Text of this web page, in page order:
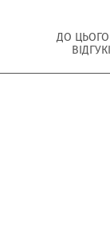
ДО